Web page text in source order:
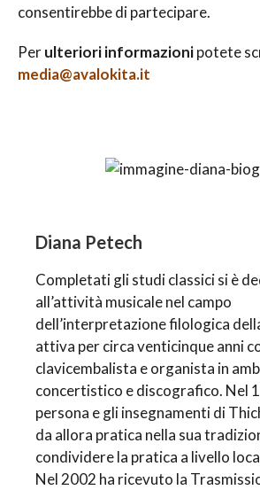
consentirebbe di partecipare.
Perulteriori informazionipotete
media@avalokita.it
Diana Petech
Completati gli studi classici si è
all’attività musicale nel campo
dell’interpretazione filologica
attiva per circa venticinque anni
clavicembalista e organista in
concertistico e discografico. Nel
persona e gli insegnamenti di
da allora pratica nella sua
condividere la pratica a livello
Nel 2002 ha ricevuto la